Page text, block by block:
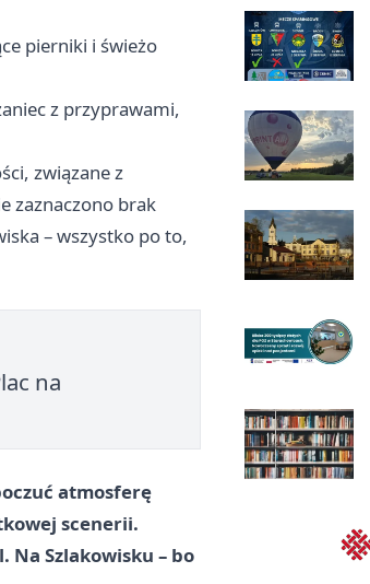
pierniki i świeżo
z przyprawami,
związane z
zaznaczono brak
– wszystko po to,
na
atmosferę
scenerii.
Szlakowisku – bo